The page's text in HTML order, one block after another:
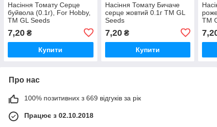
Насіння Томату Серце
буйвола (0.1г), For Hobby,
TM GL Seeds
7,20 ₴
Купити
Насіння Томату Бичаче
серце жовтий 0.1г TM GL
Seeds
7,20₴
Купити
TM
Про нас
100% позитивних з 669 відгуків за рік
Працює з 02.10.2018